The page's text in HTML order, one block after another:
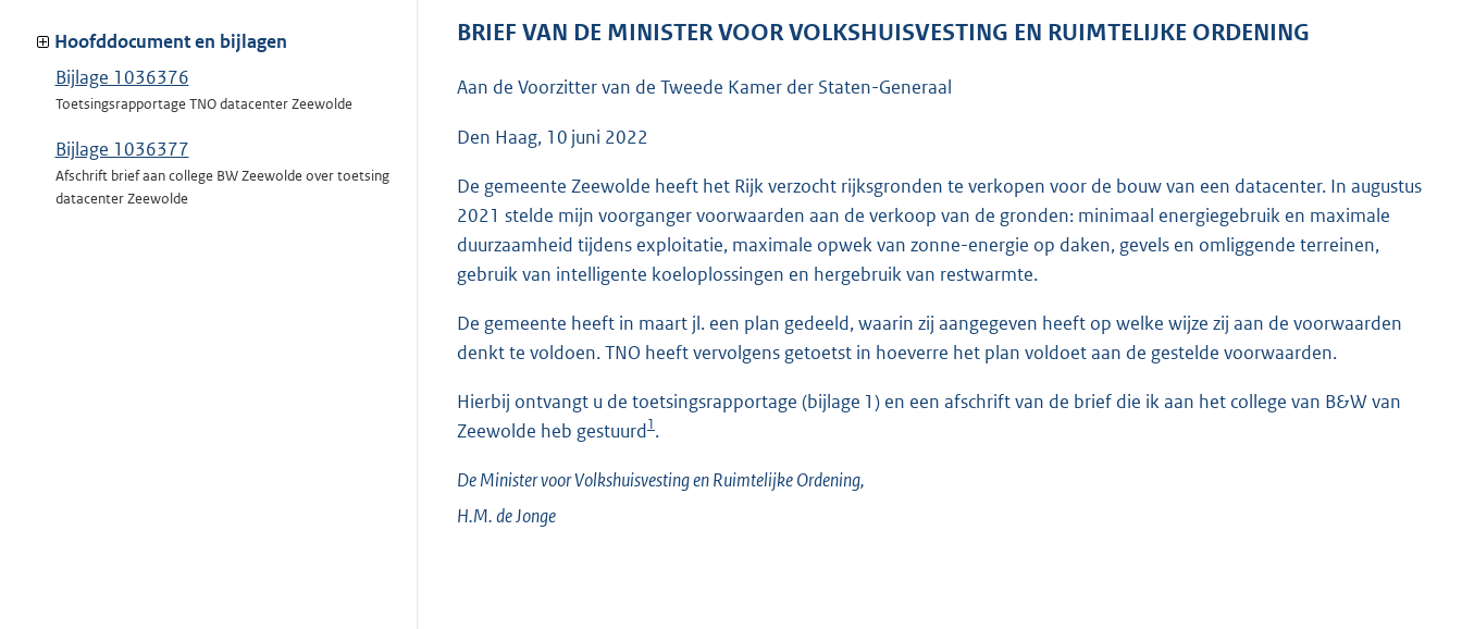
Hoofddocument en bijlagen
Bijlage 1036376
Toetsingsrapportage TNO datacenter Zeewolde
Bijlage 1036377
Afschrift brief aan college BW Zeewolde over toetsing
datacenter Zeewolde
r
o
:
3
7
K
BRIEF VAN DE MINISTER VOOR VOLKSHUISVESTING EN RUIMTELIJKE ORDENING
Aan de Voorzitter van de Tweede Kamer der Staten-Generaal
Den Haag, 10 juni 2022
De gemeente Zeewolde heeft het Rijk verzocht rijksgronden te verkopen voor de bouw van een datacenter. In augustus
2021 stelde mijn voorganger voorwaarden aan de verkoop van de gronden: minimaal energiegebruik en maximale
duurzaamheid tijdens exploitatie, maximale opwek van zonne-energie op daken, gevels en omliggende terreinen,
gebruik van intelligente koeloplossingen en hergebruik van restwarmte.
De gemeente heeft in maart jl. een plan gedeeld, waarin zij aangegeven heeft op welke wijze zij aan de voorwaarden
denkt te voldoen. TNO heeft vervolgens getoetst in hoeverre het plan voldoet aan de gestelde voorwaarden.
Hierbij ontvangt u de toetsingsrapportage (bijlage 1) en een afschrift van de brief die ik aan het college van B&W van
Zeewolde heb gestuurd1.
De Minister voor Volkshuisvesting en Ruimtelijke Ordening,
H.M. deJonge